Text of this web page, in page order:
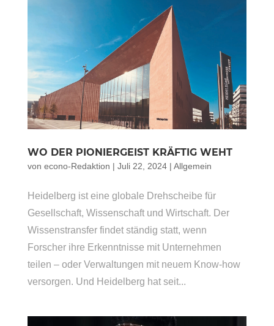
WO DER PIONIERGEIST KRÄFTIG WEHT
von econo-Redaktion | Juli 22, 2024| Allgemein
Heidelberg ist eine globale Drehscheibe für
Gesellschaft, Wissenschaft und Wirtschaft. Der
Wissenstransfer findet ständig statt, wenn
Forscher ihre Erkenntnisse mit Unternehmen
teilen – oder Verwaltungen mit neuem Know-how
versorgen. Und Heidelberg hat seit...